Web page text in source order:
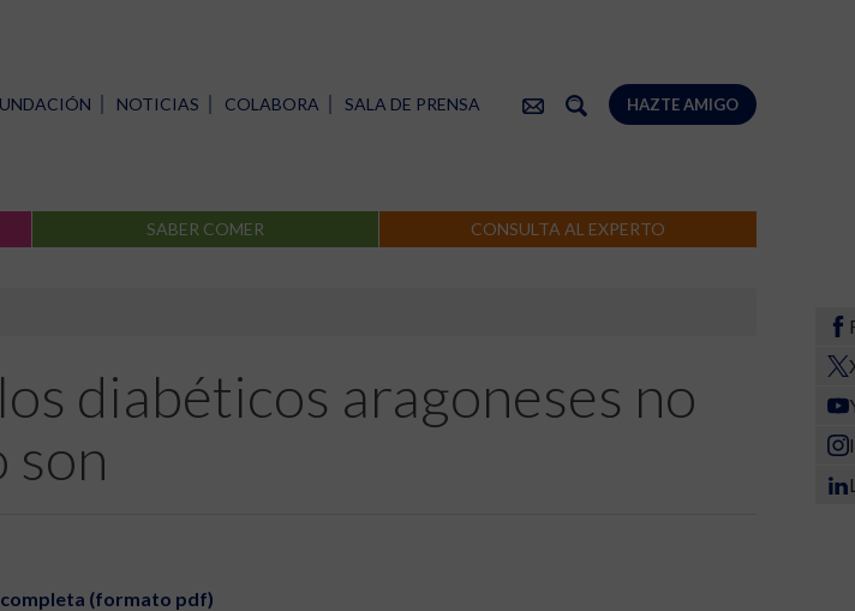
HAZTE AMIGO
NOTICIAS COLABORA SALA DE PRENSA
SABER COMER CONSULTA AL EXPERTO
diabéticos aragoneses no
son
(formato pdf)